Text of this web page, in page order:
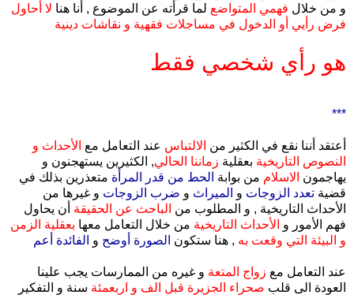
و من خلال فهمي المتواضع لما قرأته عن الموضوع , أنا هنا لا أحاول
فرض رأيي أو الدخول في مساجلات فقهية و نقاشات دينية
هو رأي شخصي فقط
***
أعتقد أننا نقع في الكثير من الالتباس عند التعامل مع الأحداث و
النصوص التاريخية بعقلية زماننا الحالي, الكثيرين يستهجنون و
يهاجمون الاسلام من بوابة الحط من قدر المرأة متعذرين بذلك في
قضية تعدد الزوجات و الميراث و ضرب الزوجات و غيرها من
الأحداث التاريخية , و المطلوب من الباحث عن الحقيقة أن يحاول
فهم الأمور و الأحداث التاريخية من خلال التعامل معها بعقلية الزمن
و البيئة التي وقعت به , هنا ستكون الصورة أوضح و الفائدة أعم
عند التعامل مع زواج المتعة و غيره من الممارسات يجب علينا
العودة الى قلب صحراء الجزيرة قبل الف و اربعمئة سنة و التفكير